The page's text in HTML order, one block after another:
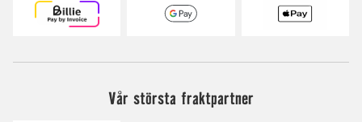
Vår största fraktpartner